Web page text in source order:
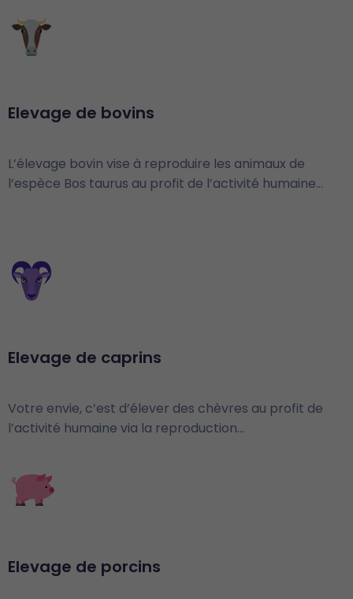
Elevage de bovins
L’élevage bovin vise à reproduire les animaux de
l’espèce Bos taurus au profit de l’activité humaine…
Elevage de caprins
Votre envie, c’est d’élever des chèvres au profit de
l’activité humaine via la reproduction…
Elevage de porcins